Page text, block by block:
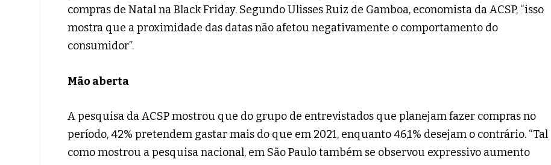
compras de Natal na Black Friday. Segundo Ulisses Ruiz de Gamboa, economista da ACSP, “isso
mostra que a proximidade das datas não afetou negativamente o comportamento do
consumidor”.
Mão aberta
A pesquisa da ACSP mostrou que do grupo de entrevistados que planejam fazer compras no
período, 42% pretendem gastar mais do que em 2021, enquanto 46,1% desejam o contrário. “Tal
como mostrou a pesquisa nacional, em São Paulo também se observou expressivo aumento